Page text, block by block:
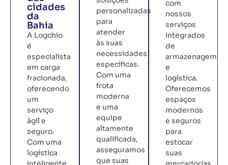
cidades
da
Bahia
A Logchio
é
especialista
em carga
fracionada,
oferecendo
um
serviço
ágil e
seguro.
Com uma
logística
personalizadas
para
atender
às suas
necessidades
específicas.
Com uma
frota
moderna
e uma
equipe
altamente
qualificada,
asseguramos
que suas
com
nossos
serviços
integrados
de
armazenagem
e
logística.
Oferecemos
espaços
modernos
e seguros
para
estocar
suas